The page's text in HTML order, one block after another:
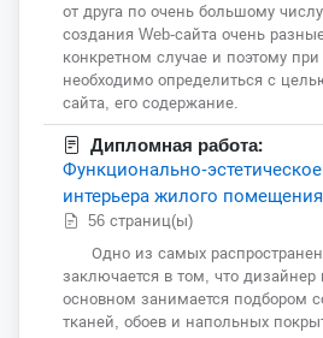
от друга по очень большому
создания Web-сайта очень
конкретном случае и поэтому
необходимо определиться с
сайта, его содержание.
Дипломная работа:
Функционально-
интерьера жилого
56 страниц(ы)
Одно из самых
заключается в том, что дизайнер
основном занимается подбором
тканей, обоев и напольных